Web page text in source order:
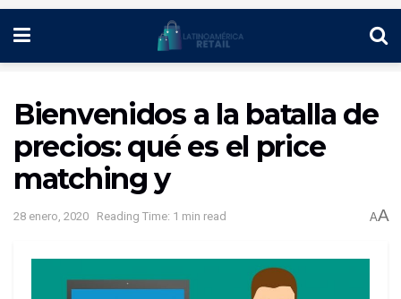
Bienvenidos a la batalla de
precios: qué es el price
matching y
28 enero, 2020 Reading Time: 1 min read AA